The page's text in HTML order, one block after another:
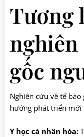
Tương
nghiên
gốc
Nghiên cứu về tế
hướng phát triển mới
Y học cá nhân hóa: